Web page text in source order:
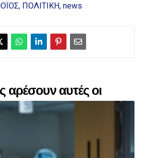
ΠΟΛΙΤΙΚΗ news
αρέσουν αυτές οι